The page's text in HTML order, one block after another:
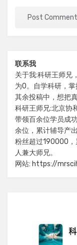
联系我
关于我:科研王师兄
为0。自学科研，
其余投稿中，想把
科研王师兄:北京协
带领百余位学员成
余位，累计辅导产
粉丝超过190000
人兼大师兄。
网站: https://